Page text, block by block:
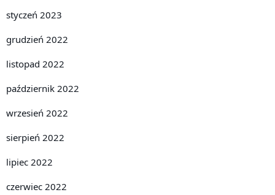
styczeń 2023
grudzień 2022
listopad 2022
październik 2022
wrzesień 2022
sierpień 2022
lipiec 2022
czerwiec 2022